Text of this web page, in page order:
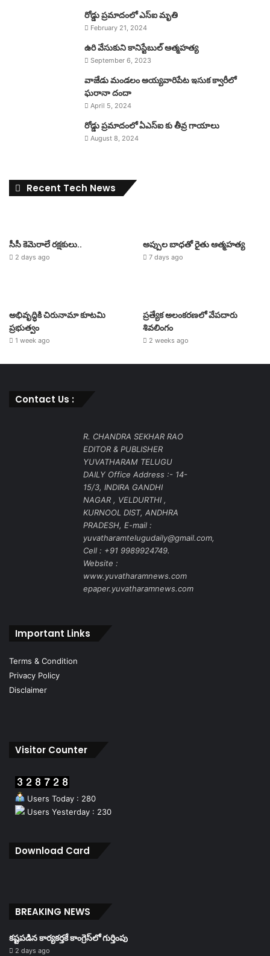
రోడ్డు ప్రమాదంలో ఎస్ఐ మృతి
February 21, 2024
ఉరి వేసుకుని కానిస్టేబుల్ ఆత్మహత్య
September 6, 2023
వాజేడు మండలం అయ్యవారిపేట ఇసుక క్వారీలో
ఘరానా దందా
April 5, 2024
రోడ్డు ప్రమాదంలో ఏఎస్ఐ కు తీవ్ర గాయాలు
August 8, 2024
Recent Tech News
సీసీ కెమెరాలే రక్షకులు..
2 days ago
అప్పుల బాధతో రైతు ఆత్మహత్య
7 days ago
అభివృద్ధికి చిరునామా కూటమి
ప్రభుత్వం
1 week ago
ప్రత్యేక అలంకరణలో వేపదారు
శివలింగం
2 weeks ago
Contact Us :
R. CHANDRA SEKHAR RAO
EDITOR & PUBLISHER
YUVATHARAM TELUGU
DAILY Office Address :- 14-
15/3, INDIRA GANDHI
NAGAR , VELDURTHI ,
KURNOOL DIST, ANDHRA
PRADESH, E-mail :
yuvatharamtelugudaily@gmail.com,
Cell : +91 9989924749.
Website :
www.yuvatharamnews.com
epaper.yuvatharamnews.com
Important Links
Terms & Condition
Privacy Policy
Disclaimer
Visitor Counter
Users Today : 280
Users Yesterday : 230
Download Card
BREAKING NEWS
కష్టపడిన కార్యకర్తకే కాంగ్రెస్‌లో గుర్తింపు
2 days ago